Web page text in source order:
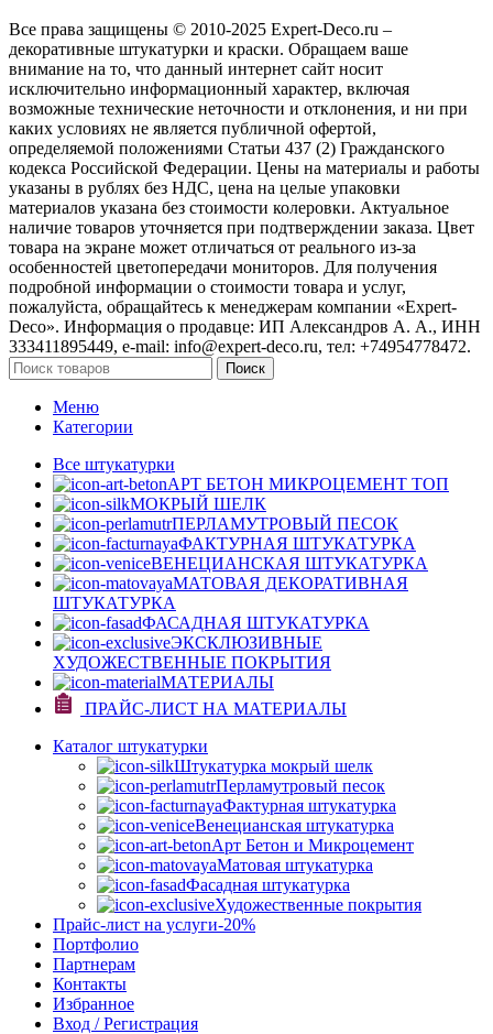
Все права защищены © 2010-2025 Expert-Deco.ru –
декоративные штукатурки и краски. Обращаем ваше
внимание на то, что данный интернет сайт носит
исключительно информационный характер, включая
возможные технические неточности и отклонения, и ни при
каких условиях не является публичной офертой,
определяемой положениями Статьи 437 (2) Гражданского
кодекса Российской Федерации. Цены на материалы и работы
указаны в рублях без НДС, цена на целые упаковки
материалов указана без стоимости колеровки. Актуальное
наличие товаров уточняется при подтверждении заказа. Цвет
товара на экране может отличаться от реального из‑за
особенностей цветопередачи мониторов. Для получения
подробной информации о стоимости товара и услуг,
пожалуйста, обращайтесь к менеджерам компании «Expert-
Deco». Информация о продавце: ИП Александров А. А., ИНН
333411895449, e-mail: info@expert-deco.ru, тел: +74954778472.
Поиск
Меню
Категории
Все штукатурки
АРТ БЕТОН МИКРОЦЕМЕНТ ТОП
МОКРЫЙ ШЕЛК
ПЕРЛАМУТРОВЫЙ ПЕСОК
ФАКТУРНАЯ ШТУКАТУРКА
ВЕНЕЦИАНСКАЯ ШТУКАТУРКА
МАТОВАЯ ДЕКОРАТИВНАЯ
ШТУКАТУРКА
ФАСАДНАЯ ШТУКАТУРКА
ЭКСКЛЮЗИВНЫЕ
ХУДОЖЕСТВЕННЫЕ ПОКРЫТИЯ
МАТЕРИАЛЫ
ПРАЙС-ЛИСТ НА МАТЕРИАЛЫ
Каталог штукатурки
Штукатурка мокрый шелк
Перламутровый песок
Фактурная штукатурка
Венецианская штукатурка
Арт Бетон и Микроцемент
Матовая штукатурка
Фасадная штукатурка
Художественные покрытия
Прайс-лист на услуги-20%
Портфолио
Партнерам
Контакты
Избранное
Вход / Регистрация